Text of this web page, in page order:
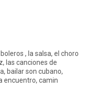
, la salsa, el choro
las canciones de
bailar son cubano,
encuentro, camin